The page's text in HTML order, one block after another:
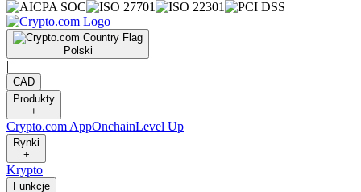
Polski
|
CAD
Produkty
+
Crypto.com AppOnchainLevel Up
Rynki
+
Krypto
Funkcje